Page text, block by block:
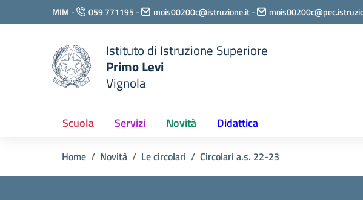
Vai ai contenuti
Vai al menu di navigazione
MIM - 059 771195 - mois00200c@istruzione.it-
Istituto di Istruzione Superiore
Primo Levi
Vignola
Scuola Servizi Novità Didattica
Home Novità Le circolari Circolari a.s. 22-23